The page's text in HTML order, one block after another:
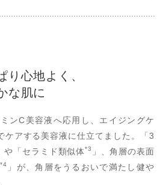
り心地よく、
な肌に
ンC美容液へ応用し、エイジングケ
ケアする美容液に仕立てました。「3
や「セラミド類似体*3
」、角層の表面
*4 」が、角層をうるおいで満たし健や